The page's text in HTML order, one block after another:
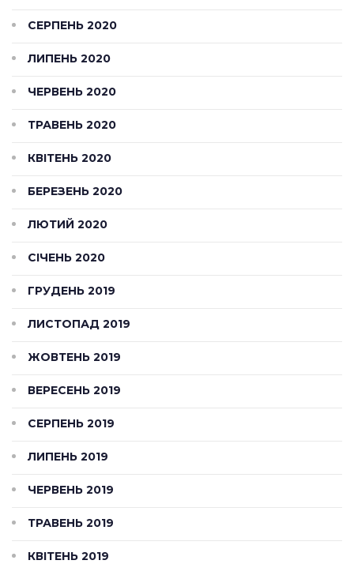
СЕРПЕНЬ 2020
ЛИПЕНЬ 2020
ЧЕРВЕНЬ 2020
ТРАВЕНЬ 2020
КВІТЕНЬ 2020
БЕРЕЗЕНЬ 2020
ЛЮТИЙ 2020
СІЧЕНЬ 2020
ГРУДЕНЬ 2019
ЛИСТОПАД 2019
ЖОВТЕНЬ 2019
ВЕРЕСЕНЬ 2019
СЕРПЕНЬ 2019
ЛИПЕНЬ 2019
ЧЕРВЕНЬ 2019
ТРАВЕНЬ 2019
КВІТЕНЬ 2019